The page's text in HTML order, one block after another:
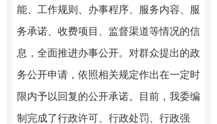
能、工作规则、办事程序、服务内容、服
务承诺、收费项目、监督渠道等情况的信
息，全面推进办事公开。对群众提出的政
务公开申请，依照相关规定作出在一定时
限内予以回复的公开承诺。目前，我委编
制完成了行政许可、行政处罚、行政强